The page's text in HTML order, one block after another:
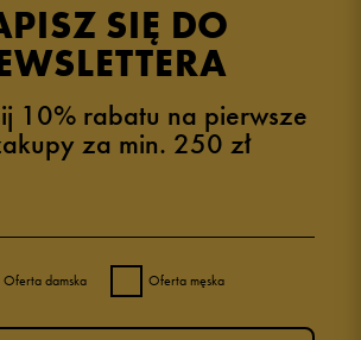
SIĘ DO
10% rabatu na pierwsze
za min. 250 zł
Oferta damska Oferta męska